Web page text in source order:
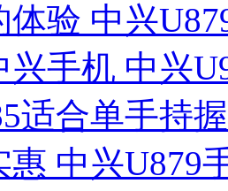
体验 中兴
兴手机 中兴
适合单手持
惠 中兴U879